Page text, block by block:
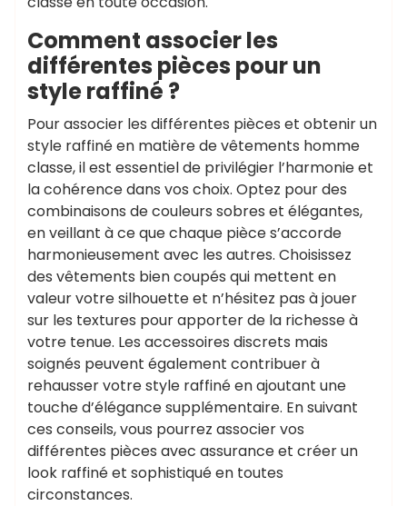
Comment associer les
différentes pièces pour un
style raffiné ?
Pour associer les différentes pièces et obtenir un
style raffiné en matière de vêtements homme
classe, il est essentiel de privilégier l’harmonie et
la cohérence dans vos choix. Optez pour des
combinaisons de couleurs sobres et élégantes,
en veillant à ce que chaque pièce s’accorde
harmonieusement avec les autres. Choisissez
des vêtements bien coupés qui mettent en
valeur votre silhouette et n’hésitez pas à jouer
sur les textures pour apporter de la richesse à
votre tenue. Les accessoires discrets mais
soignés peuvent également contribuer à
rehausser votre style raffiné en ajoutant une
touche d’élégance supplémentaire. En suivant
ces conseils, vous pourrez associer vos
différentes pièces avec assurance et créer un
look raffiné et sophistiqué en toutes
circonstances.